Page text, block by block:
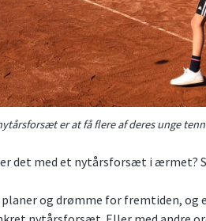
er at få flere af deres unge
det med et nytårsforsæt i ærmet?
og drømme for fremtiden, og